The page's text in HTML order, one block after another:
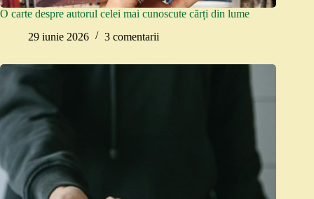
O carte despre autorul celei mai cunoscute cărți din lume
29 iunie 2026
3 comentarii